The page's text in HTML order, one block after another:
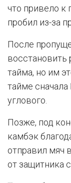
что привело к
пробил из-за
После
восстановить
тайма, но им
тайме
углового.
Позже, под
камбэк
отправил мяч
от защитника